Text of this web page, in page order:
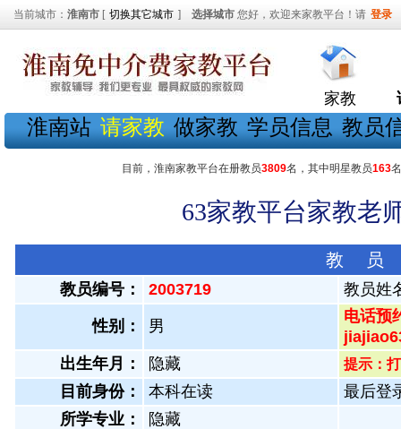
当前城市： 淮南市 [ 切换其它城市 ] 选择城市 您好，欢迎来家教平台！请 登录
家教
淮南站 请家教 做家教 学员信息 教员
目前，淮南家教平台在册教员3809名，其中明星教员163
63家教平台家教老
教 员
教员编号： 2003719 教员姓
性别： 男
电话预
出生年月：
隐藏 提示：
目前身份： 本科在读
最后登
所学专业：
隐藏